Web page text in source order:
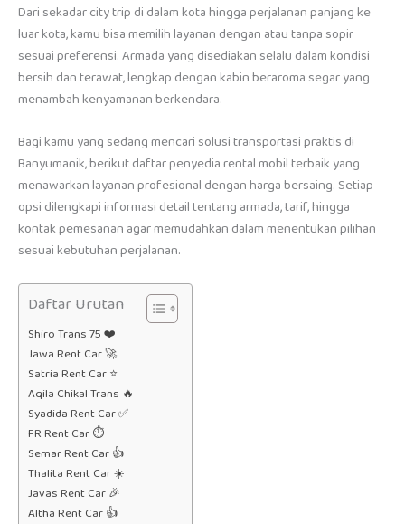
Dari sekadar city trip di dalam kota hingga perjalanan panjang ke
luar kota, kamu bisa memilih layanan dengan atau tanpa sopir
sesuai preferensi. Armada yang disediakan selalu dalam kondisi
bersih dan terawat, lengkap dengan kabin beraroma segar yang
menambah kenyamanan berkendara.
Bagi kamu yang sedang mencari solusi transportasi praktis di
Banyumanik, berikut daftar penyedia rental mobil terbaik yang
menawarkan layanan profesional dengan harga bersaing. Setiap
opsi dilengkapi informasi detail tentang armada, tarif, hingga
kontak pemesanan agar memudahkan dalam menentukan pilihan
sesuai kebutuhan perjalanan.
Daftar Urutan
Shiro Trans 75 ❤️
Jawa Rent Car 🚀
Satria Rent Car ⭐
Aqila Chikal Trans 🔥
Syadida Rent Car ✅
FR Rent Car ⏱️
Semar Rent Car 👍
Thalita Rent Car ☀️
Javas Rent Car 🎉
Altha Rent Car 👍